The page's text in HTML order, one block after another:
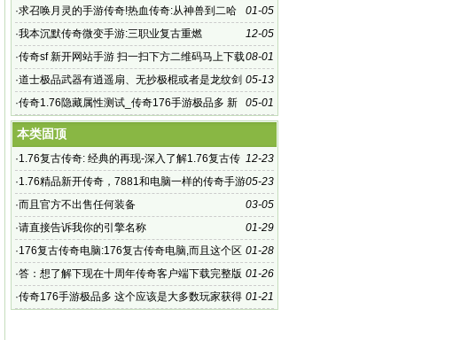
个以往受大众非常
01-05
·求召唤月灵的手游传奇!热血传奇:从神兽到二哈
12-05
·我本沉默传奇微变手游:三职业复古重燃
08-01
·传奇sf 新开网站手游 扫一扫下方二维码马上下载
《烈焰遮天天天送千充》
05-13
·道士极品武器有逍遥扇、无抄极棍或者是龙纹剑
05-01
·传奇1.76隐藏属性测试_传奇176手游极品多 新
开传奇176合击网站
本类固顶
12-23
·1.76复古传奇: 经典的再现-深入了解1.76复古传
奇的魅力
05-23
·1.76精品新开传奇，7881和电脑一样的传奇手游
_传奇手游轻变，手游传
03-05
·而且官方不出售任何装备
01-29
·请直接告诉我你的引擎名称
01-28
·176复古传奇电脑:176复古传奇电脑,而且这个区
活动力度更大
01-26
·答：想了解下现在十周年传奇客户端下载完整版
01-21
·传奇176手游极品多 这个应该是大多数玩家获得